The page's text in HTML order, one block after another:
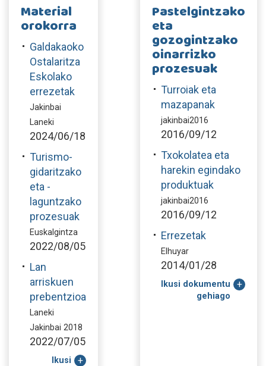
Material
orokorra
Galdakaoko
Ostalaritza
Eskolako
errezetak
Jakinbai
Laneki
2024/06/18
Turismo-
gidaritzako
eta -
laguntzako
prozesuak
Euskalgintza
2022/08/05
Lan
arriskuen
prebentzioa
Laneki
Jakinbai 2018
2022/07/05
Ikusi
Pastelgintzako
eta
gozogintzako
oinarrizko
prozesuak
Turroiak eta
mazapanak
jakinbai2016
2016/09/12
Txokolatea eta
harekin egindako
produktuak
jakinbai2016
2016/09/12
Errezetak
Elhuyar
2014/01/28
Ikusi dokumentu
gehiago